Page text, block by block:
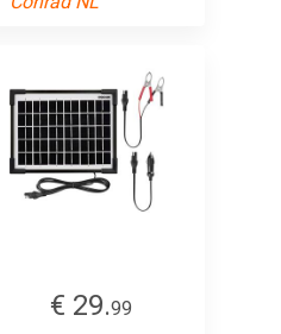
€ 29.99